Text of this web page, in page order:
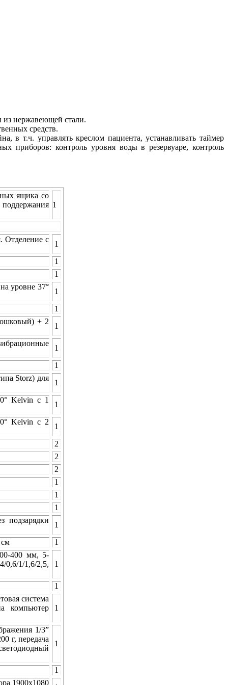
из нержавеющей стали.
средств.
т.ч. управлять креслом пациента, устанавливать таймер
приборов: контроль уровня воды в резервуаре, контроль
ящика со
1
Отделение с
1
1
1
уровне 37°
1
1
+ 2
1
1
1
Storz) для
1
Kelvin с 1
1
Kelvin с 2
1
2
2
2
1
1
1
подзарядки
1
см
1
400 мм, 5-
1/1,6/2,5,
1
1
система
компьютер
1
1/3”
г, передача
1
1
1900x1080